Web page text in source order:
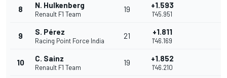
8 N. Hulkenberg
Renault F1 Team
19 +1.593
1'45.951
9 S. Pérez
Racing Point Force India
21 +1.811
1'46.169
10 C. Sainz
Renault F1 Team
19 +1.852
1'46.210